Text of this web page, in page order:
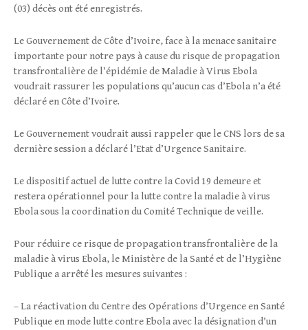
(03) décès ont été enregistrés.
Le Gouvernement de Côte d’Ivoire, face à la menace sanitaire
importante pour notre pays à cause du risque de propagation
transfrontalière de l’épidémie de Maladie à Virus Ebola
voudrait rassurer les populations qu’aucun cas d’Ebola n’a été
déclaré en Côte d’Ivoire.
Le Gouvernement voudrait aussi rappeler que le CNS lors de sa
dernière session a déclaré l’Etat d’Urgence Sanitaire.
Le dispositif actuel de lutte contre la Covid 19 demeure et
restera opérationnel pour la lutte contre la maladie à virus
Ebola sous la coordination du Comité Technique de veille.
Pour réduire ce risque de propagation transfrontalière de la
maladie à virus Ebola, le Ministère de la Santé et de l’Hygiène
Publique a arrêté les mesures suivantes :
– La réactivation du Centre des Opérations d’Urgence en Santé
Publique en mode lutte contre Ebola avec la désignation d’un